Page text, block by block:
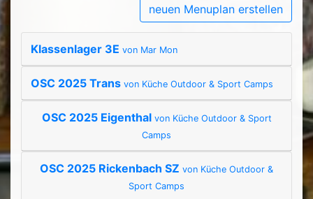
neuen Menuplan erstellen
Klassenlager 3E von Mar Mon
OSC 2025 Trans von Küche Outdoor & Sport Camps
OSC 2025 Eigenthal von Küche Outdoor & Sport
Camps
OSC 2025 Rickenbach SZ von Küche Outdoor &
Sport Camps